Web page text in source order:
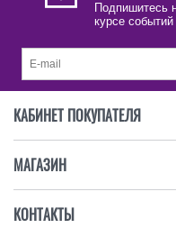
Подпишитесь
курсе событий
КАБИНЕТ ПОКУПАТЕЛЯ
МАГАЗИН
КОНТАКТЫ